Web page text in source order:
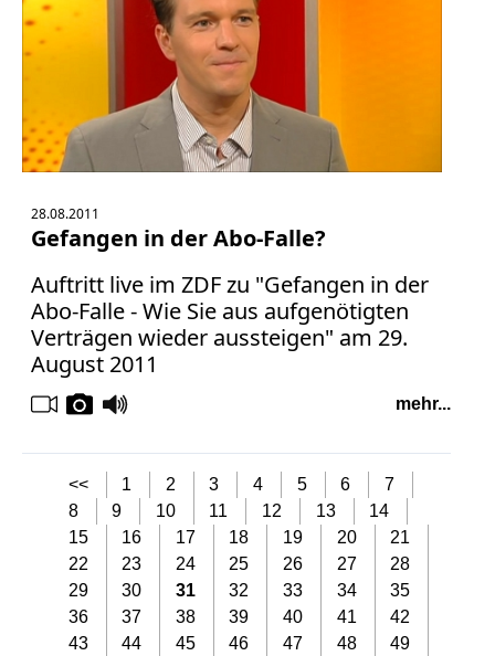
28.08.2011
Gefangen in der Abo-Falle?
Auftritt live im ZDF zu "Gefangen in der
Abo-Falle - Wie Sie aus aufgenötigten
Verträgen wieder aussteigen" am 29.
August 2011
mehr...
<< 1 2 3 4 5 6
7
8
9 10 11 12 13
14
15
16 17 18 19 20
21
22
23 24 25 26 27
28
29
30 31 32 33 34
35
36
37 38 39 40 41
42
43
44 45 46 47 48
49